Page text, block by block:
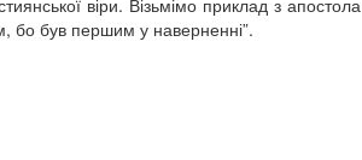
віри. Візьмімо приклад з апостола
бо був першим у наверненні”.